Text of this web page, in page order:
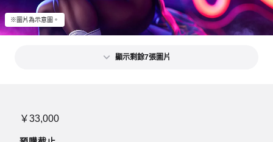
※圖片為示意圖。
顯示剩餘7張圖片
￥33,000